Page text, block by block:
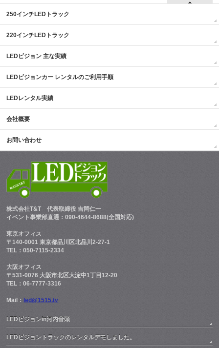
250インチLEDトラック
220インチLEDトラック
LEDビジョン 主な実績
LEDビジョンカー レンタルのご利用手順
LEDレンタル実績
会社概要
お問い合わせ
株式会社T&T 代表取締役 吉岡仁一
イベント事業部直通：090-4644-8688(全国対応)
東京オフィス
〒140-0001 東京都品川区北品川2-27-1
TEL：050-7115-2334
大阪オフィス
〒531-0076 大阪市北区大淀中1丁目12-20
TEL：06-7777-3316
Mail： led@1515.tv
LEDビジョンin河内音頭
LEDビジョントラックのレンタルデモしました。